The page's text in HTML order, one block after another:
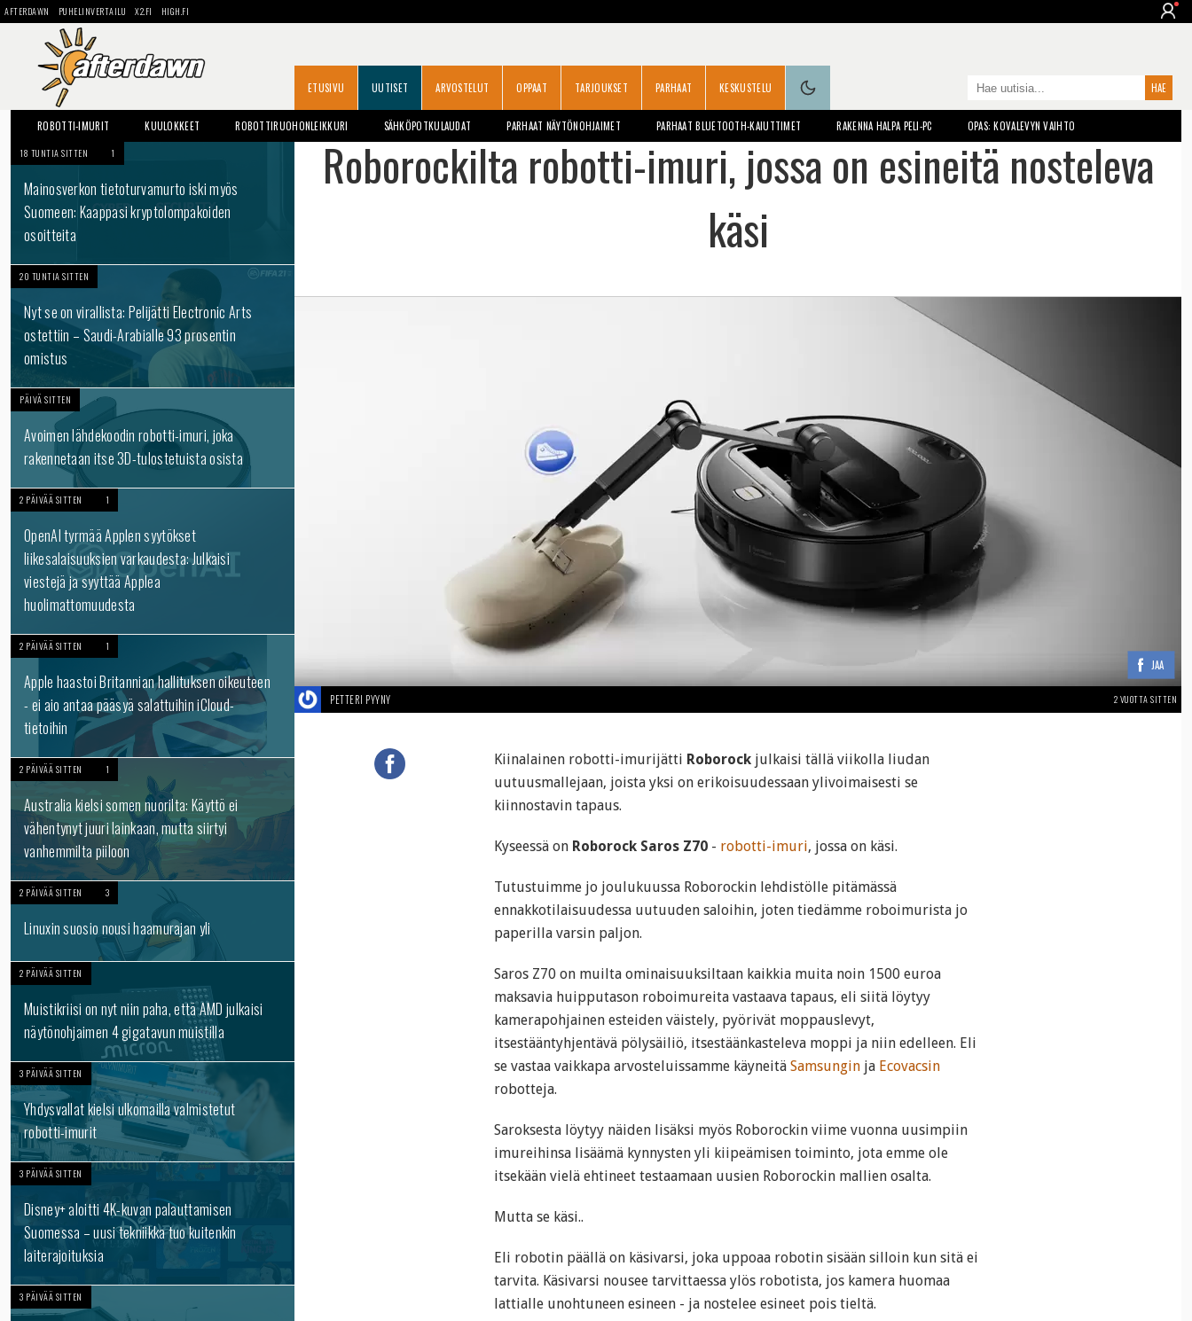
AFTERDAWN PUHELINVERTAILU X2.FI HIGH.FI
ETUSIVU UUTISET ARVOSTELUT OPPAAT TARJOUKSET PARHAAT KESKUSTELU
ROBOTTI-IMURIT KUULOKKEET ROBOTTIRUOHONLEIKKURI SÄHKÖPOTKULAUDAT PARHAAT NÄYTÖNOHJAIMET PARHAAT BLUETOOTH-KAIUTTIMET RAKENNA HALPA PELI-PC OPAS: KOVALEVYN VAIHTO
18 TUNTIA SITTEN 1
Mainosverkon tietoturvamurto iski myös
Suomeen: Kaappasi kryptolompakoiden
osoitteita
20 TUNTIA SITTEN
Nyt se on virallista: Pelijätti Electronic Arts
ostettiin – Saudi-Arabialle 93 prosentin
omistus
PÄIVÄ SITTEN
Avoimen lähdekoodin robotti-imuri, joka
rakennetaan itse 3D-tulostetuista osista
2 PÄIVÄÄ SITTEN 1
OpenAI tyrmää Applen syytökset
liikesalaisuuksien varkaudesta: Julkaisi
viestejä ja syyttää Applea
huolimattomuudesta
2 PÄIVÄÄ SITTEN 1
Apple haastoi Britannian hallituksen oikeuteen
- ei aio antaa pääsyä salattuihin iCloud-
tietoihin
2 PÄIVÄÄ SITTEN 1
Australia kielsi somen nuorilta: Käyttö ei
vähentynyt juuri lainkaan, mutta siirtyi
vanhemmilta piiloon
2 PÄIVÄÄ SITTEN 3
Linuxin suosio nousi haamurajan yli
2 PÄIVÄÄ SITTEN
Muistikriisi on nyt niin paha, että AMD julkaisi
näytönohjaimen 4 gigatavun muistilla
3 PÄIVÄÄ SITTEN
Yhdysvallat kielsi ulkomailla valmistetut
robotti-imurit
3 PÄIVÄÄ SITTEN
Disney+ aloitti 4K-kuvan palauttamisen
Suomessa – uusi tekniikka tuo kuitenkin
laiterajoituksia
3 PÄIVÄÄ SITTEN
Roborockilta robotti-imuri, jossa on esineitä nosteleva
käsi
JAA
PETTERI PYYNY 2 VUOTTA SITTEN
Kiinalainen robotti-imurijätti Roborock julkaisi tällä viikolla liudan
uutuusmallejaan, joista yksi on erikoisuudessaan ylivoimaisesti se
kiinnostavin tapaus.
Kyseessä on Roborock Saros Z70 - robotti-imuri, jossa on käsi.
Tutustuimme jo joulukuussa Roborockin lehdistölle pitämässä
ennakkotilaisuudessa uutuuden saloihin, joten tiedämme roboimurista jo
paperilla varsin paljon.
Saros Z70 on muilta ominaisuuksiltaan kaikkia muita noin 1500 euroa
maksavia huipputason roboimureita vastaava tapaus, eli siitä löytyy
kamerapohjainen esteiden väistely, pyörivät moppauslevyt,
itsestääntyhjentävä pölysäiliö, itsestäänkasteleva moppi ja niin edelleen. Eli
se vastaa vaikkapa arvosteluissamme käyneitä Samsungin ja Ecovacsin
robotteja.
Saroksesta löytyy näiden lisäksi myös Roborockin viime vuonna uusimpiin
imureihinsa lisäämä kynnysten yli kiipeämisen toiminto, jota emme ole
itsekään vielä ehtineet testaamaan uusien Roborockin mallien osalta.
Mutta se käsi..
Eli robotin päällä on käsivarsi, joka uppoaa robotin sisään silloin kun sitä ei
tarvita. Käsivarsi nousee tarvittaessa ylös robotista, jos kamera huomaa
lattialle unohtuneen esineen - ja nostelee esineet pois tieltä.